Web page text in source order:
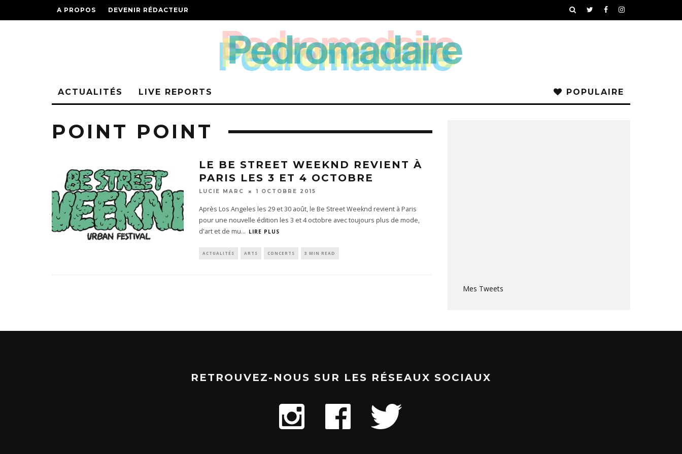
A PROPOS DEVENIR RÉDACTEUR
ACTUALITÉS LIVE REPORTS POPULAIRE
POINT POINT
LE BE STREET WEEKND REVIENT À
PARIS LES 3 ET 4 OCTOBRE
LUCIE MARC 1 OCTOBRE 2015
Après Los Angeles les 29 et 30 août, le Be Street Weeknd revient à Paris
pour une nouvelle édition les 3 et 4 octobre avec toujours plus de mode,
d'art et de mu... LIRE PLUS
ACTUALITÉS ARTS CONCERTS 3 MIN READ
Mes Tweets
RETROUVEZ-NOUS SUR LES RÉSEAUX SOCIAUX